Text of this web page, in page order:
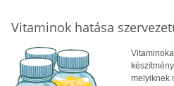
Vitaminok hatása
melyiknek